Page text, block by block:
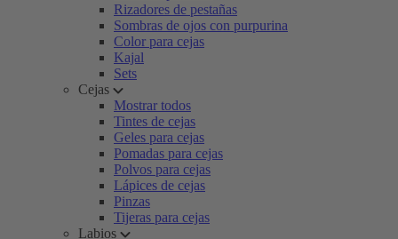
Rizadores de pestañas
Sombras de ojos con purpurina
Color para cejas
Kajal
Sets
Cejas
Mostrar todos
Tintes de cejas
Geles para cejas
Pomadas para cejas
Polvos para cejas
Lápices de cejas
Pinzas
Tijeras para cejas
Labios